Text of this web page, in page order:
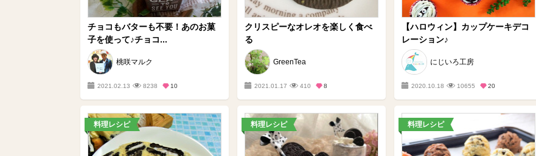
チョコもバターも不要！あのお菓
子を使って♪チョコ...
桃咲マルク
2021.02.13 8238 10
クリスピーなオレオを楽しく食べ
る
GreenTea
2021.01.17 410 8
【ハロウィン】カップケーキデコ
レーション♪
にじいろ工房
2020.10.18 10655 20
料理レシピ 料理レシピ 料理レシピ